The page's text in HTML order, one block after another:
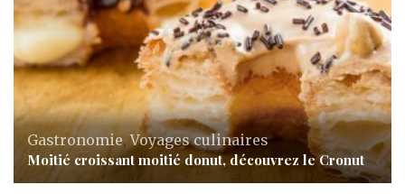
Gastronomie,Voyages culinaires
Moitié croissant moitié donut, découvrez le Cronut